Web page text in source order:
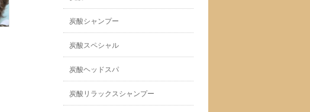
炭酸シャンプー
炭酸スペシャル
炭酸ヘッドスパ
炭酸リラックスシャンプー